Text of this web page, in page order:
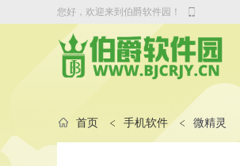
您好，欢迎来到伯爵软件园！
首页 手机软件 微精灵